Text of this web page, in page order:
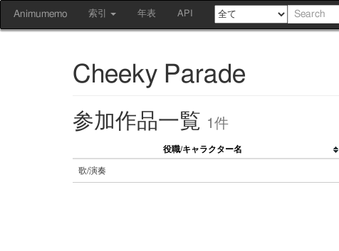
Animumemo 索引 年表 API
Cheeky Parade
参加作品一覧 1件
役職/キャラクター名
歌/演奏